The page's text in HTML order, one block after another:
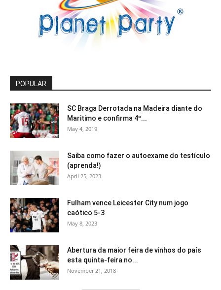
POPULAR
SC Braga Derrotada na Madeira diante do
Maritimo e confirma 4º...
May 4, 2019
Saiba como fazer o autoexame do testículo
(aprenda!)
April 25, 2023
Fulham vence Leicester City num jogo
caótico 5-3
May 8, 2023
Abertura da maior feira de vinhos do país
esta quinta-feira no...
November 21, 2018